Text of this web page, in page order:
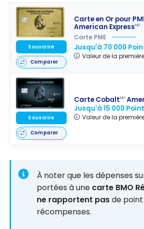
Carte en Or pour
American ExpressMD
Carte PME
Jusqu'à 70 000
Valeur de la
Souscrire
Comparer
Carte CobaltMD
Jusqu'à 15 000
Valeur de la
Souscrire
Comparer
À noter que les dépenses
portées à une carte BMO
ne rapportent pasde
récompenses.